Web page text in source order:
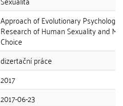
Approach of Evolutionary Psychology
Research of Human Sexuality and
Choice
dizertační práce
2017
2017-06-23